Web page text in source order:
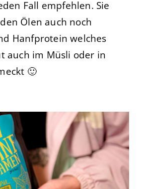
Fall empfehlen. Sie
Ölen auch noch
Hanfprotein welches
auch im Müsli oder in
🙂